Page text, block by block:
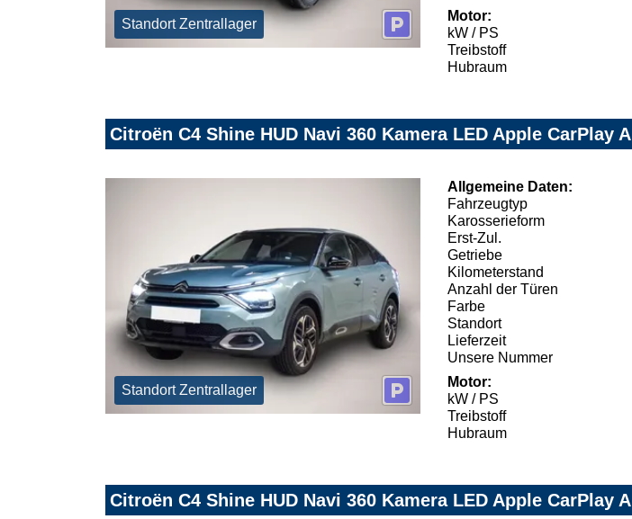
Standort Zentrallager
Motor:
kW / PS
Treibstoff
Hubraum
Citroën C4 Shine HUD Navi 360 Kamera LED Apple CarPlay A
Standort Zentrallager
Allgemeine Daten:
Fahrzeugtyp
Karosserieform
Erst-Zul.
Getriebe
Kilometerstand
Anzahl der Türen
Farbe
Standort
Lieferzeit
Unsere Nummer
Motor:
kW / PS
Treibstoff
Hubraum
Citroën C4 Shine HUD Navi 360 Kamera LED Apple CarPlay A